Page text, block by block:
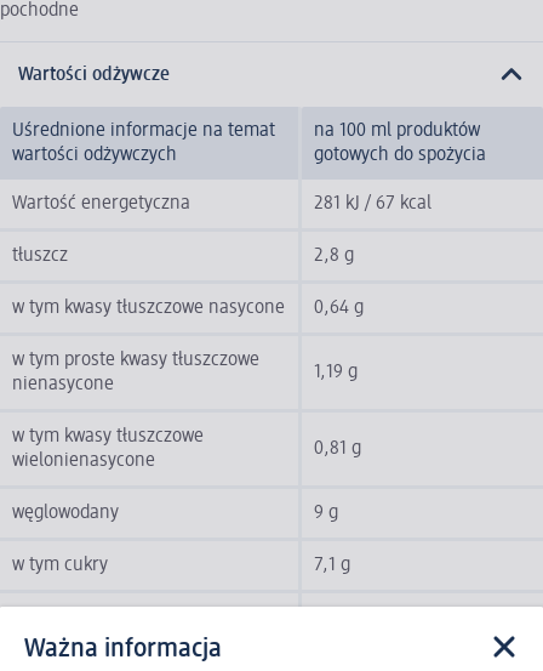
pochodne
Wartości odżywcze
Uśrednione informacje na temat
wartości odżywczych
na 100 ml produktów
gotowych do spożycia
Wartość energetyczna 281 kJ / 67 kcal
tłuszcz 2,8 g
w tym kwasy tłuszczowe nasycone 0,64 g
w tym proste kwasy tłuszczowe
nienasycone
1,19 g
w tym kwasy tłuszczowe
wielonienasycone
0,81 g
węglowodany 9 g
w tym cukry 7,1 g
Ważna informacja